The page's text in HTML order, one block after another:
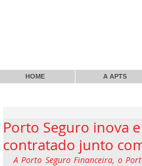
HOME A APTS
Porto Seguro inova
contratado junto
A Porto Seguro Financeira, o